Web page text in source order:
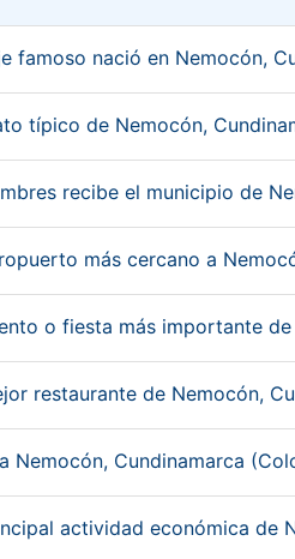
famoso nació en Nemocón,
típico de Nemocón,
recibe el municipio de
más cercano a
o fiesta más importante
restaurante de Nemocón,
Nemocón, Cundinamarca
actividad económica de